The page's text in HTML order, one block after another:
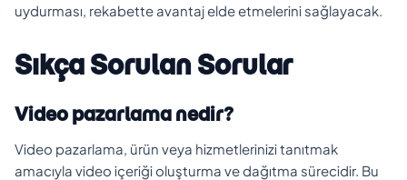
uydurması, rekabette avantaj elde etmelerini sağlayacak.
Sıkça Sorulan Sorular
Video pazarlama nedir?
Video pazarlama, ürün veya hizmetlerinizi tanıtmak
amacıyla video içeriği oluşturma ve dağıtma sürecidir. Bu